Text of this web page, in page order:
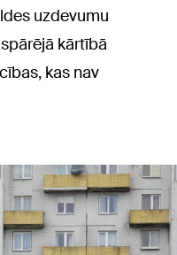
uzdevumu
kārtībā
kas nav